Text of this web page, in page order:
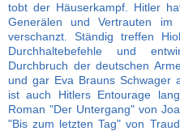
tobt der Häuserkampf. Hitler
Generälen und Vertrauten im
verschanzt. Ständig treffen
Durchhaltebefehle und
Durchbruch der deutschen
und gar Eva Brauns Schwager
ist auch Hitlers Entourage
Roman "Der Untergang" von
"Bis zum letzten Tag" von